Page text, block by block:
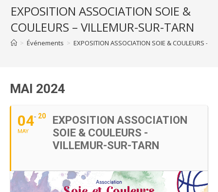
EXPOSITION ASSOCIATION SOIE &
COULEURS – VILLEMUR-SUR-TARN
> Événements > EXPOSITION ASSOCIATION SOIE & COULEURS –
MAI 2024
04
MAY
20
EXPOSITION ASSOCIATION
SOIE & COULEURS -
VILLEMUR-SUR-TARN